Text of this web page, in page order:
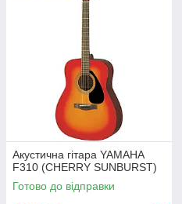
Акустична гітара YAMAHA
F310 (CHERRY SUNBURST)
Готово до відправки